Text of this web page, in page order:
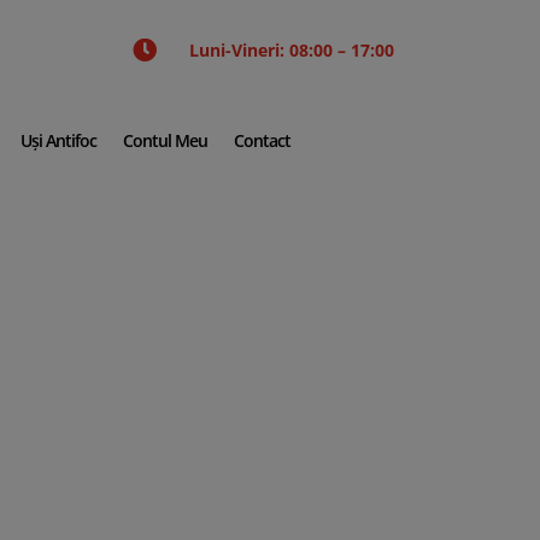
 Luni-Vineri: 08:00 – 17:00
Uși Antifoc Contul Meu Contact